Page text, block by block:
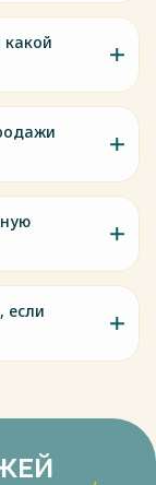
какой
если